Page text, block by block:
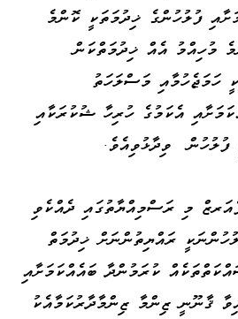
ފުލުހުންގެ ޚިދުމަތަކީ ކޮންމެ
މުހިއްމު އެއް ޚިދުމަތްކަން
ހަމަޖެހުމާއި މަސްލަހަތު
އެކަމުގެ ހުރިހާ ޝުކުރަކާއި
ފުލުހުން ވިދާޅުވިއެވެ.
މި ރަސްމިއްޔާތުގައި ދެއްކެވި
ރައްޔިތުންނަށް ޚިދުމަތް
ކުރަމުންދާ ބައެއްކަމަށާއި
ޤާނޫނީ ޒިންމާ ޒިންމާދާރުކަމާއެކު